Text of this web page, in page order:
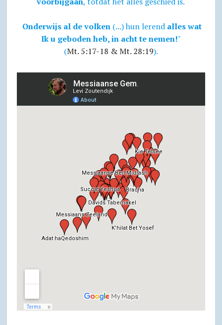
Onderwijs al de volken(...) hun lerend alles wat
Ik u geboden heb, in acht te nemen!"
(Mt. 5:17-18 & Mt. 28:19).